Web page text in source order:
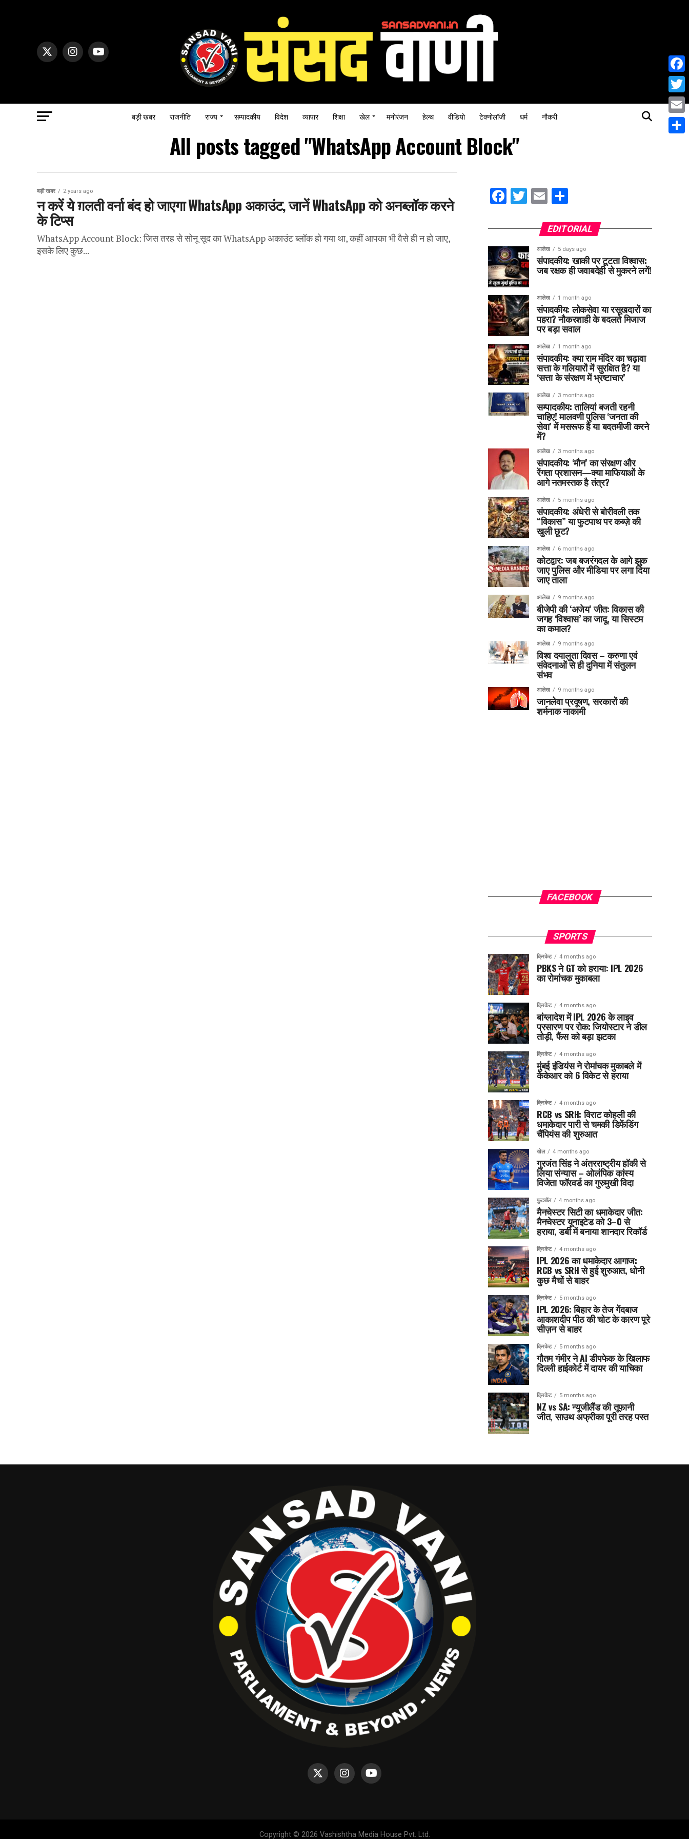
बड़ी खबर राजनीति राज्य सम्पादकीय विदेश व्यापार शिक्षा खेल मनोरंजन हेल्थ वीडियो टेक्नोलॉजी धर्म नौकरी
All posts tagged "WhatsApp Account Block"
बड़ी खबर 2 years ago
न करें ये ग़लती वर्ना बंद हो जाएगा WhatsApp अकाउंट, जानें WhatsApp को अनब्लॉक करने
के टिप्स
WhatsApp Account Block: जिस तरह से सोनू सूद का WhatsApp अकाउंट ब्लॉक हो गया था, कहीं आपका भी वैसे ही न हो जाए,
इसके लिए कुछ...
Facebook
Twitter
Email
EDITORIAL
आलेख 5 days ago
संपादकीय: खाकी पर टूटता विश्वास:
जब रक्षक ही जवाबदेही से मुकरने लगें!
आलेख 1 month ago
संपादकीय: लोकसेवा या रसूखदारों का
पहरा? नौकरशाही के बदलते मिजाज
पर बड़ा सवाल
आलेख 1 month ago
संपादकीय: क्या राम मंदिर का चढ़ावा
सत्ता के गलियारों में सुरक्षित है? या
‘सत्ता के संरक्षण में भ्रष्टाचार’
आलेख 3 months ago
सम्पादकीय: तालियां बजती रहनी
चाहिए! मालवणी पुलिस ‘जनता की
सेवा’ में मसरूफ है या बदतमीजी करने
में?
आलेख 3 months ago
संपादकीय: ‘मौन’ का संरक्षण और
रेंगता प्रशासन—क्या माफियाओं के
आगे नतमस्तक है तंत्र?
आलेख 5 months ago
संपादकीय: अंधेरी से बोरीवली तक
“विकास” या फुटपाथ पर कब्ज़े की
खुली छूट?
आलेख 6 months ago
कोटद्वार: जब बजरंगदल के आगे झुक
जाए पुलिस और मीडिया पर लगा दिया
जाए ताला
आलेख 9 months ago
बीजेपी की ‘अजेय’ जीत: विकास की
जगह ‘विश्वास’ का जादू, या सिस्टम
का कमाल?
आलेख 9 months ago
विश्व दयालुता दिवस – करुणा एवं
संवेदनाओं से ही दुनिया में संतुलन
संभव
आलेख 9 months ago
जानलेवा प्रदूषण, सरकारों की
शर्मनाक नाकामी
FACEBOOK
SPORTS
क्रिकेट 4 months ago
PBKS ने GT को हराया: IPL 2026
का रोमांचक मुकाबला
क्रिकेट 4 months ago
बांग्लादेश में IPL 2026 के लाइव
प्रसारण पर रोक: जियोस्टार ने डील
तोड़ी, फैंस को बड़ा झटका
क्रिकेट 4 months ago
मुंबई इंडियंस ने रोमांचक मुकाबले में
केकेआर को 6 विकेट से हराया
क्रिकेट 4 months ago
RCB vs SRH: विराट कोहली की
धमाकेदार पारी से चमकी डिफेंडिंग
चैंपियंस की शुरुआत
खेल 4 months ago
गुरजंत सिंह ने अंतरराष्ट्रीय हॉकी से
लिया संन्यास – ओलंपिक कांस्य
विजेता फॉरवर्ड का गुरुमुखी विदा
फुटबॉल 4 months ago
मैनचेस्टर सिटी का धमाकेदार जीत:
मैनचेस्टर यूनाइटेड को 3–0 से
हराया, डर्बी में बनाया शानदार रिकॉर्ड
क्रिकेट 4 months ago
IPL 2026 का धमाकेदार आगाज:
RCB vs SRH से हुई शुरुआत, धोनी
कुछ मैचों से बाहर
क्रिकेट 5 months ago
IPL 2026: बिहार के तेज गेंदबाज
आकाशदीप पीठ की चोट के कारण पूरे
सीज़न से बाहर
क्रिकेट 5 months ago
गौतम गंभीर ने AI डीपफेक के खिलाफ
दिल्ली हाईकोर्ट में दायर की याचिका
क्रिकेट 5 months ago
NZ vs SA: न्यूजीलैंड की तूफानी
जीत, साउथ अफ्रीका पूरी तरह पस्त
Copyright © 2026 Vashishtha Media House Pvt. Ltd.
Email